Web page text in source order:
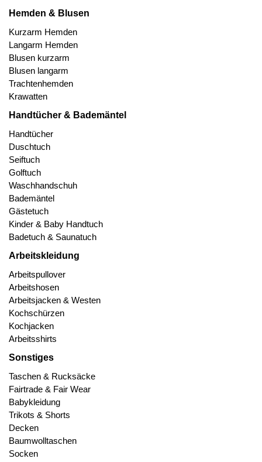
Hemden & Blusen
Kurzarm Hemden
Langarm Hemden
Blusen kurzarm
Blusen langarm
Trachtenhemden
Krawatten
Handtücher & Bademäntel
Handtücher
Duschtuch
Seiftuch
Golftuch
Waschhandschuh
Bademäntel
Gästetuch
Kinder & Baby Handtuch
Badetuch & Saunatuch
Arbeitskleidung
Arbeitspullover
Arbeitshosen
Arbeitsjacken & Westen
Kochschürzen
Kochjacken
Arbeitsshirts
Sonstiges
Taschen & Rucksäcke
Fairtrade & Fair Wear
Babykleidung
Trikots & Shorts
Decken
Baumwolltaschen
Socken